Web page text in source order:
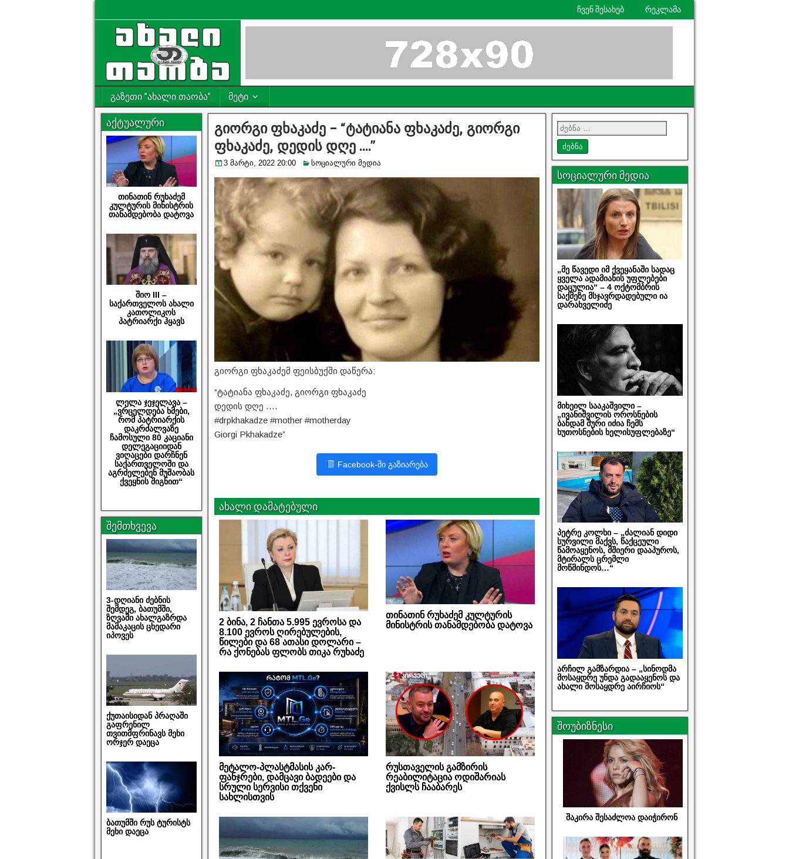
ჩვენ შესახებ რეკლამა
გაზეთი ”ახალი თაობა” მეტი
გიორგი ფხაკაძე – “ტატიანა ფხაკაძე, გიორგი
ფხაკაძე, დედის დღე ….”
3 მარტი, 2022 20:00 სოციალური მედია
გიორგი ფხაკაძემ ფეისბუქში დაწერა:
“ტატიანა ფხაკაძე, გიორგი ფხაკაძე
დედის დღე ….
#drpkhakadze #mother #motherday
Giorgi Pkhakadze”
Facebook-ში გაზიარება
ახალი დამატებული
2 ბინა, 2 ჩანთა 5.995 ევროსა და
8.100 ევროს ღირებულების,
წილები და 68 ათასი დოლარი –
რა ქონებას ფლობს თიკა რუხაძე
თინათინ რუხაძემ კულტურის
მინისტრის თანამდებობა დატოვა
მეტალო-პლასტმასის კარ-
ფანჯრები, დამცავი ბადეები და
სრული სერვისი თქვენი
სახლისთვის
რუსთაველის გამზირის
რეაბილიტაცია ოდიშარიას
ქვისლს ჩააბარეს
აქტუალური
თინათინ რუხაძემ
კულტურის მინისტრის
თანამდებობა დატოვა
შიო III –
საქართველოს ახალი
კათოლიკოს
პატრიარქი ჰყავს
ლელა ჯეჯელავა –
„ვრცელდება ხმები,
რომ პატრიარქის
დაკრძალვაზე
ჩამოსული 80 კაციანი
დელეგაციიდან
ვიღაცები დარჩნენ
საქართველოში და
აგრძელებენ მუშაობას
ქვეყნის შიგნით“
შემთხვევა
3-დღიანი ძებნის
შემდეგ, ბათუმში,
ზღვაში ახალგაზრდა
მამაკაცის ცხედარი
იპოვეს
ქუთაისიდან პრაღაში
გაფრენილ
თვითმფრინავს მეხი
ორჯერ დაეცა
ბათუმში რუს ტურისტს
მეხი დაეცა
სოციალური მედია
„მე წავედი იმ ქვეყანაში სადაც
ყველა ადამიანის უფლებები
დაცულია“ – 4 ოქტომბრის
საქმეზე მსჯავრდადებული ია
დარახველიძე
მიხეილ სააკაშვილი –
„ივანიშვილის ოროსნების
ბანდამ შური იძია ჩემს
ხუთოსნების ხელისუფლებაზე“
პეტრე კოლხი – „ძალიან დიდი
სურვილი მაქვს, წაქცეული
წამოაყენოს, მშიერი დააპუროს,
მტირალს ცრემლი
მოწმინდოს…“
არჩილ გამზარდია – „სინოდმა
მოსაყდრე უნდა გადააყენოს და
ახალი მოსაყდრე აირჩიოს“
შოუბიზნესი
შაკირა შესაძლოა დაიჭირონ